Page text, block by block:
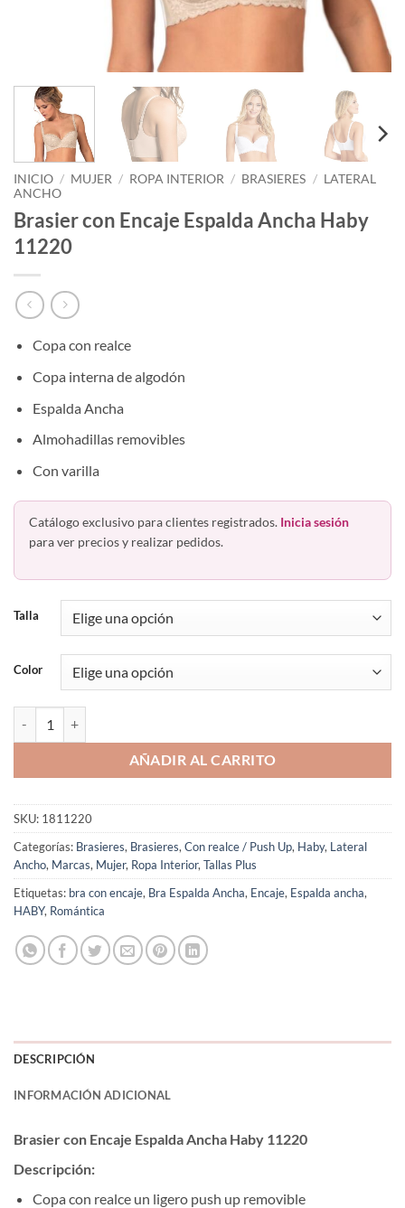
INICIO / MUJER / ROPA INTERIOR / BRASIERES / LATERAL
ANCHO
Brasier con Encaje Espalda Ancha Haby
11220
Copa con realce
Copa interna de algodón
Espalda Ancha
Almohadillas removibles
Con varilla
Catálogo exclusivo para clientes registrados. Inicia sesión
para ver precios y realizar pedidos.
Talla
Color
AÑADIR AL CARRITO
SKU: 1811220
Categorías: Brasieres, Brasieres, Con realce / Push Up, Haby, Lateral
Ancho, Marcas, Mujer, Ropa Interior, Tallas Plus
Etiquetas: bra con encaje, Bra Espalda Ancha, Encaje, Espalda ancha,
HABY, Romántica
DESCRIPCIÓN
INFORMACIÓN ADICIONAL
Brasier con Encaje Espalda Ancha Haby 11220
Descripción:
Copa con realce un ligero push up removible